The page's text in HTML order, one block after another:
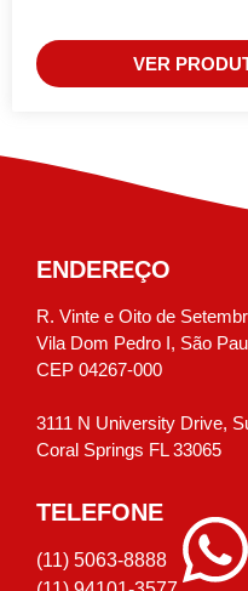
VER
ENDEREÇO
R. Vinte e Oito de
Vila Dom Pedro I, São
CEP 04267-000
3111 N University Drive,
Coral Springs FL 33065
TELEFONE
(11) 5063-8888